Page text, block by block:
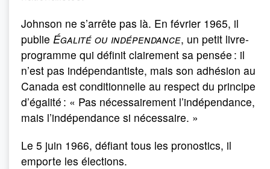
Johnson ne s’arrête pas là. En février 1965, il
publie Égalité ou indépendance, un petit livre-
programme qui définit clairement sa pensée : il
n’est pas indépendantiste, mais son adhésion au
Canada est conditionnelle au respect du principe
d’égalité : « Pas nécessairement l’indépendance,
mais l’indépendance si nécessaire. »
Le 5 juin 1966, défiant tous les pronostics, il
emporte les élections.